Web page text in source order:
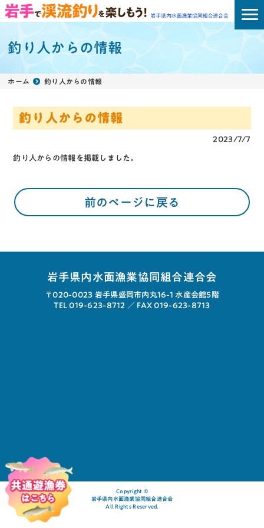
釣り人からの情報
ホーム 釣り人からの情報
釣り人からの情報
2023/7/7
釣り人からの情報 を掲載しました。
前のページに戻る
岩手県内水面漁業協同組合連合会
〒020-0023 岩手県盛岡市内丸16-1 水産会館5階
TEL 019-623-8712 ／ FAX 019-623-8713
Copyright ©︎
岩手県内水面漁業協同組合連合会
All Rights Reserved.